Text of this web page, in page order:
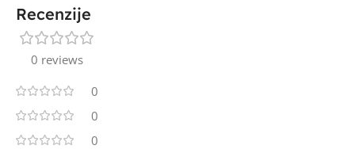
Recenzije
0 reviews
0
0
0